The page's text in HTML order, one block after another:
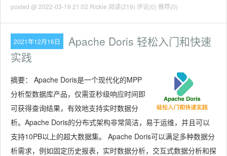
posted @ 2022-03-19 21:02 Rickie 阅读(219) 评论(0) 推荐(0)
2021年12月16日
Apache Doris 轻松入门和快速
实践
摘要： Apache Doris是一个现代化的MPP
分析型数据库产品，仅需亚秒级响应时间即
可获得查询结果，有效地支持实时数据分
析。Apache Doris的分布式架构非常简洁，易于运维，并且可以
支持10PB以上的超大数据集。 Apache Doris可以满足多种数据分
析需求，例如固定历史报表，实时数据分析，交互式数据分析和探